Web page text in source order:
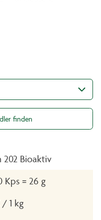
finden
202 Bioaktiv
Kps = 26 g
/ 1 kg